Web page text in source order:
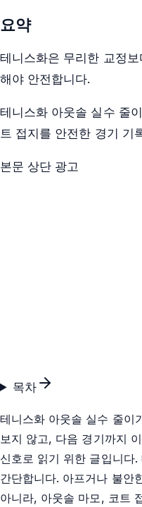
요약
테니스화은 무리한 교정
해야 안전합니다.
테니스화 아웃솔 실수 줄
트 접지를 안전한 경기 기
본문 상단 광고
목차
테니스화 아웃솔 실수 줄이
보지 않고, 다음 경기까지
신호로 읽기 위한 글입니다
간단합니다. 아프거나 불안
아니라, 아웃솔 마모, 코트